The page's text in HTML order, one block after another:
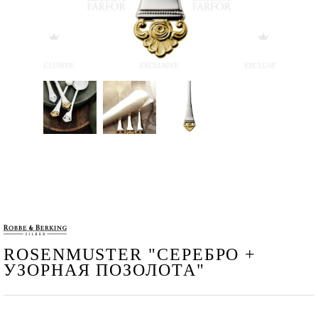
ROSENMUSTER "СЕРЕБРО +
УЗОРНАЯ ПОЗОЛОТА"